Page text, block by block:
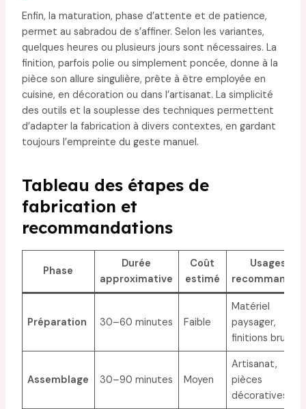
Enfin, la maturation, phase d’attente et de patience,
permet au sabradou de s’affiner. Selon les variantes,
quelques heures ou plusieurs jours sont nécessaires. La
finition, parfois polie ou simplement poncée, donne à la
pièce son allure singulière, prête à être employée en
cuisine, en décoration ou dans l’artisanat. La simplicité
des outils et la souplesse des techniques permettent
d’adapter la fabrication à divers contextes, en gardant
toujours l’empreinte du geste manuel.
Tableau des étapes de
fabrication et
recommandations
Phase
Durée
approximative
Coût
estimé
Usages
recommandés
Préparation 30–60 minutes Faible
Matériel
paysager,
finitions brutes
Assemblage 30–90 minutes Moyen
Artisanat,
pièces
décoratives